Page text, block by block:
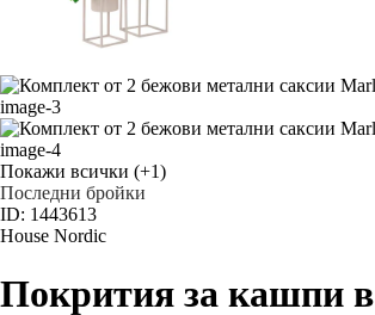
Покажи всички (+1)
Последни бройки
ID: 1443613
House Nordic
Покрития за кашпи в